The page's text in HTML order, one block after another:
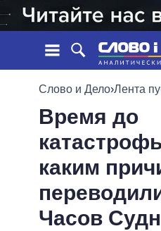
ЛЕНТА
СОБЫТИЯ
СТАТЬИ
ОБЗОРЫ
ДАЙДЖЕСТЫ
ВСЕ ПОЛИТИКИ
ПРЕЗИДЕНТ И ОФИС
ВЕРХОВНАЯ РАДА
Слово и Дело›Лента
Время до
каким
Часов